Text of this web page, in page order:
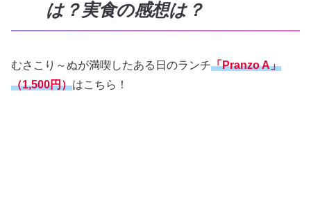
は？実食の感想は？
むさこり～ぬが満喫したある日のランチ「Pranzo A」
（1,500円）はこちら！